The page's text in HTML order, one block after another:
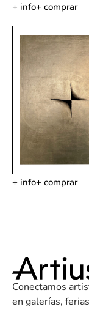
+ info+ comprar
+ info+ comprar
Conectamos
en galerías,